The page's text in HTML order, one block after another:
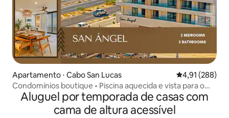
Apartamento ⋅ Cabo San Lucas 4,91 de uma
4,91 (288)
Condomínios boutique • Piscina aquecida e vista para o
arco | Cabo
Aluguel por temporada de casas com
cama de altura acessível